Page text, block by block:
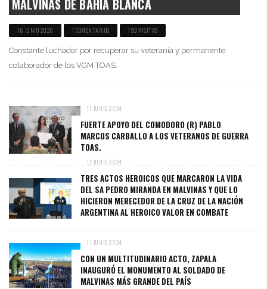
MALVINAS DE BAHÍA BLANCA
16 JUNIO 2026 1 COMENTARIOS 193 VISITAS
Constante luchador por recuperar su veteranía y permanente
colaborador de los VGM TOAS.
17 JUNIO 2024
FUERTE APOYO DEL COMODORO (R) PABLO
MARCOS CARBALLO A LOS VETERANOS DE GUERRA
TOAS.
12 JUNIO 2024
TRES ACTOS HEROICOS QUE MARCARON LA VIDA
DEL SA PEDRO MIRANDA EN MALVINAS Y QUE LO
HICIERON MERECEDOR DE LA CRUZ DE LA NACIÓN
ARGENTINA AL HEROICO VALOR EN COMBATE
11 JUNIO 2024
CON UN MULTITUDINARIO ACTO, ZAPALA
INAUGURÓ EL MONUMENTO AL SOLDADO DE
MALVINAS MÁS GRANDE DEL PAÍS